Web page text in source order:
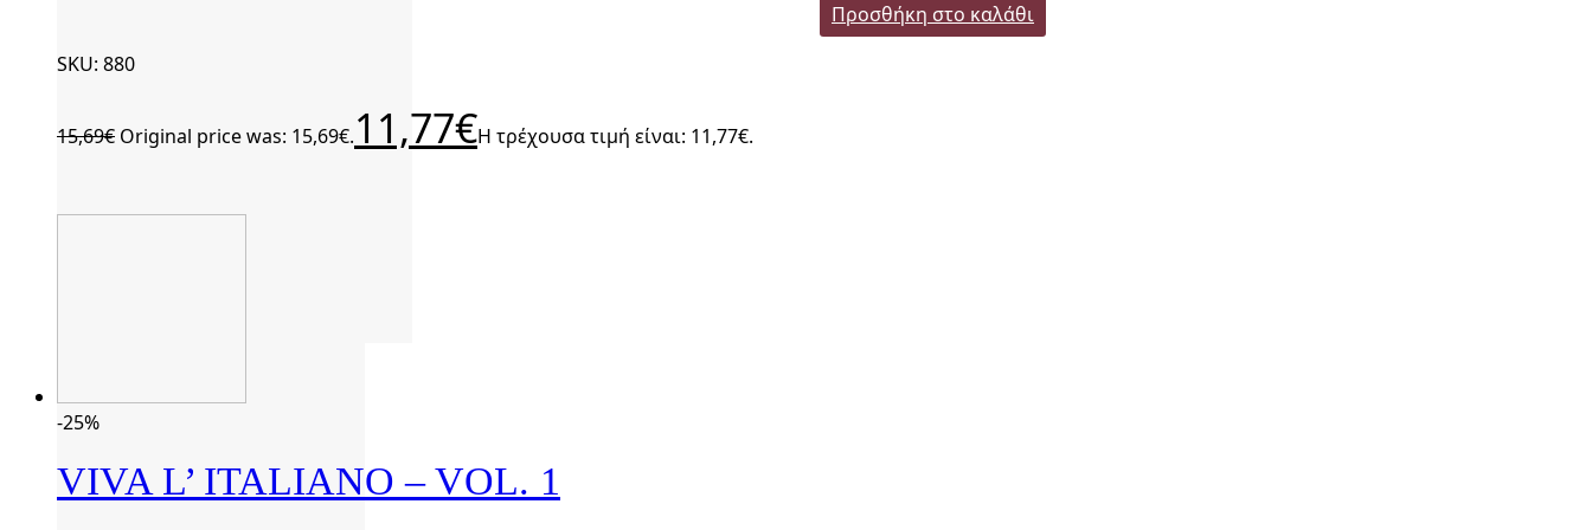
Προσθήκη στο καλάθι
SKU: 880
15,69€ Original price was: 15,69€.11,77€Η τρέχουσα τιμή είναι: 11,77€.
-25%
VIVA L’ ITALIANO – VOL. 1